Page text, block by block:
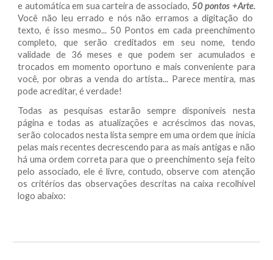
e automática em sua carteira de associado, 50 pontos +Arte.
Você não leu errado e nós não erramos a digitação do
texto, é isso mesmo... 50 Pontos em cada preenchimento
completo, que serão creditados em seu nome, tendo
validade de 36 meses e que podem ser acumulados e
trocados em momento oportuno e mais conveniente para
você, por obras a venda do artista... Parece mentira, mas
pode acreditar, é verdade!
Todas as pesquisas estarão sempre disponíveis nesta
página e todas as atualizações e acréscimos das novas,
serão colocados nesta lista sempre em uma ordem que inicia
pelas mais recentes decrescendo para as mais antigas e não
há uma ordem correta para que o preenchimento seja feito
pelo associado, ele é livre, contudo, observe com atenção
os critérios das observações descritas na caixa recolhivel
logo abaixo: